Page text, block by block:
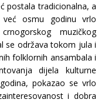
postala tradicionalna, a
već osmu godinu vrlo
muzičkog
se održava tokom jula i
folklornih ansambala i
dijela kulturne
pokazao se vrlo
i dobra